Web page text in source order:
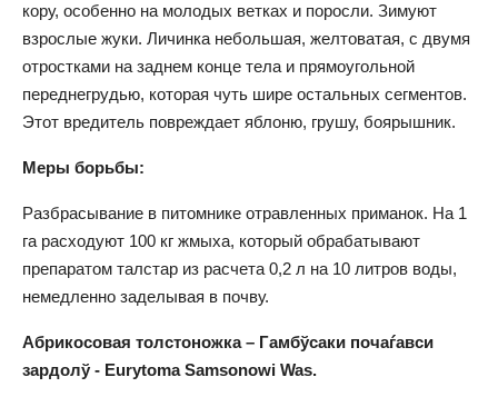
кору, особенно на молодых ветках и поросли. Зимуют
взрослые жуки. Личинка небольшая, желтоватая, с двумя
отростками на заднем конце тела и прямоугольной
переднегрудью, которая чуть шире остальных сегментов.
Этот вредитель повреждает яблоню, грушу, боярышник.
Меры борьбы:
Разбрасывание в питомнике отравленных приманок. На 1
га расходуют 100 кг жмыха, который обрабатывают
препаратом талстар из расчета 0,2 л на 10 литров воды,
немедленно заделывая в почву.
Абрикосовая толстоножка – Гамбўсаки почаѓавси
зардолў - Eurytoma Samsonowi Was.